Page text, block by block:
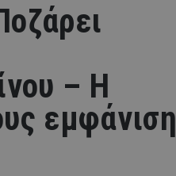
– Η
εμφάνιση